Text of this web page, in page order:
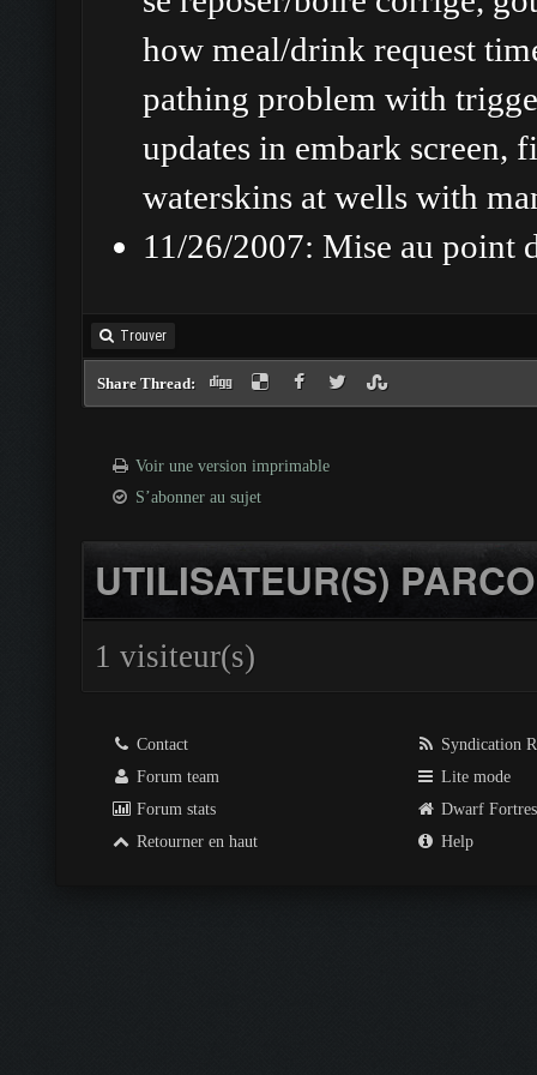
how meal/drink request
pathing problem with
updates in embark
waterskins at wells with
11/26/2007: Mise au point
Trouver
Share Thread:
Voir une version imprimable
S’abonner au sujet
UTILISATEUR(S)
1 visiteur(s)
Contact
Forum team
Forum stats
Retourner en haut
Syndication
Lite mode
Dwarf
Help